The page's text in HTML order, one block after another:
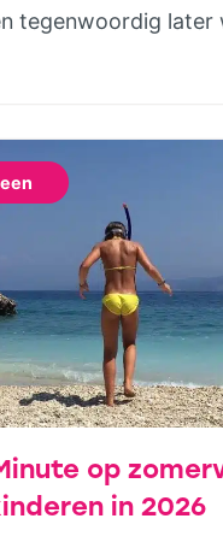
tegenwoordig later
bij jullie past.
maar niet wil
op
in 2026